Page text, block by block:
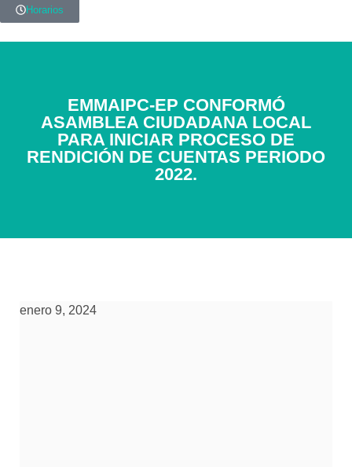
Horarios
EMMAIPC-EP CONFORMÓ
ASAMBLEA CIUDADANA LOCAL
PARA INICIAR PROCESO DE
RENDICIÓN DE CUENTAS PERIODO
2022.
enero 9, 2024